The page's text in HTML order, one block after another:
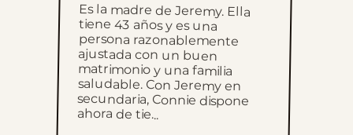
Es la madre de Jeremy. Ella
tiene 43 años y es una
persona razonablemente
ajustada con un buen
matrimonio y una familia
saludable. Con Jeremy en
secundaria, Connie dispone
ahora de tie...